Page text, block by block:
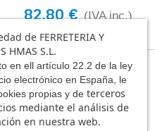
82,80 € (IVA inc.)
de FERRETERIA Y
HMAS S.L.
en ell artículo 22.2 de la ley
electrónico en España, le
propias y de terceros
mediante el análisis de
en nuestra web.